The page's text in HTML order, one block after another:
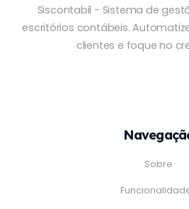
Siscontabil - Sistema de
escritórios contábeis.
clientes e foque no
Sobre